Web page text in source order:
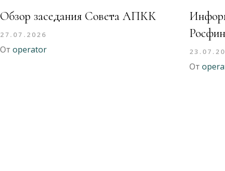
Обзор заседания Совета АПКК
27.07.2026
От operator
От